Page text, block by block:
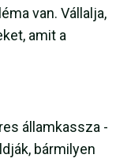
van. Vállalja,
amit a
államkassza -
bármilyen